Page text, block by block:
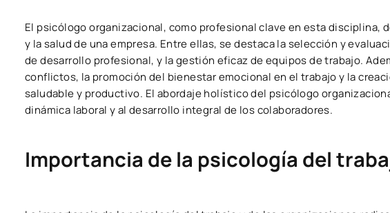
El psicólogo organizacional, como profesional clave en esta disciplina,
y la salud de una empresa. Entre ellas, se destaca la selección y
de desarrollo profesional, y la gestión eficaz de equipos de trabajo.
conflictos, la promoción del bienestar emocional en el trabajo y la
saludable y productivo. El abordaje holístico del psicólogo
dinámica laboral y al desarrollo integral de los colaboradores.
Importancia de la psicología del